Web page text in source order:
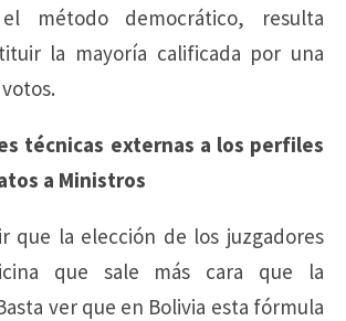
método democrático, resulta
la mayoría calificada por una
técnicas externas a los perfiles
a Ministros
que la elección de los juzgadores
que sale más cara que la
ver que en Bolivia esta fórmula